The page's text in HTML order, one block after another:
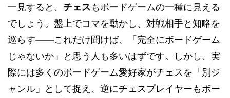
一見すると、 チェスもボードゲームの一種に見える
でしょう。盤上でコマを動かし、対戦相手と知略を
巡らす——これだけ聞けば、「完全にボードゲーム
じゃないか」と思う人も多いはずです。しかし、実
際には多くのボードゲーム愛好家がチェスを「別ジ
ャンル」として捉え、逆にチェスプレイヤーもボー